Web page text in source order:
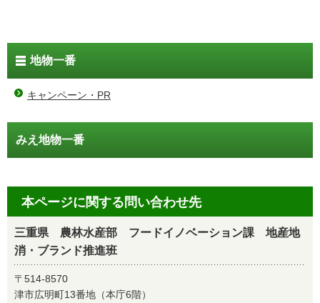
地物一番
キャンペーン・PR
みえ地物一番
本ページに関する問い合わせ先
三重県 農林水産部 フードイノベーション課 地産地
消・ブランド推進班
〒514-8570
津市広明町13番地（本庁6階）